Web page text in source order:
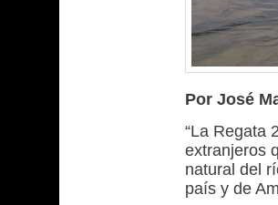
Por José
“La Regata
extranjeros
natural del
país y de